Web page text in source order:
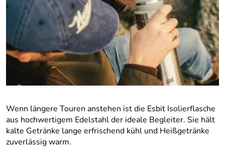
Wenn längere Touren anstehen ist die Esbit Isolierflasche
aus hochwertigem Edelstahl der ideale Begleiter. Sie hält
kalte Getränke lange erfrischend kühl und Heißgetränke
zuverlässig warm.